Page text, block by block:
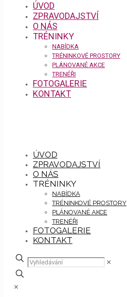
ÚVOD
ZPRAVODAJSTVÍ
O NÁS
TRÉNINKY
NABÍDKA
TRÉNINKOVÉ PROSTORY
PLÁNOVANÉ AKCE
TRENÉŘI
FOTOGALERIE
KONTAKT
ÚVOD
ZPRAVODAJSTVÍ
O NÁS
TRÉNINKY
NABÍDKA
TRÉNINKOVÉ PROSTORY
PLÁNOVANÉ AKCE
TRENÉŘI
FOTOGALERIE
KONTAKT
✕
✕